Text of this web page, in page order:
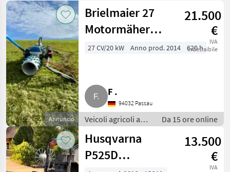
ricerca
Categoria Paese 1 Filtri
PERCORSO
ATTUALE
Settore
agricolo
Veicoli
Agricoli
A
Motore
Motofalciatrici
Motofresatrici
Reimposta
Mostra
risultati
Annuncio
Brielmaier 27
Motormäher
ohne
21.500
€
IVA
indetraibile
27 CV/20 kW Anno prod. 2014 620 h
F .
94032 Passau
Veicoli agricoli a
motore /
Motofalciatrici/motofresatrici
Da 15 ore online
Husqvarna
P525D
13.500
€
IVA